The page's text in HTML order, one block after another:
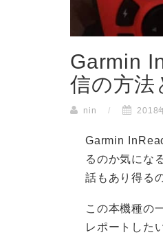
Garmin
信の方法
nin / 2018
Garmin
るのか気にな
話もあり得る
この本機種の
レポートした